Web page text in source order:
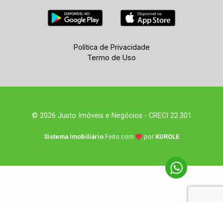
Política de Privacidade
Termo de Uso
© 2026 Justo Imóveis e Negócios - CRECI 22.301
Sistema Imobiliário Feito com por KUROLE